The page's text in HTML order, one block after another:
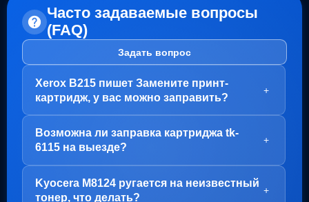
Часто задаваемые вопросы
(FAQ)
Задать вопрос
Xerox B215 пишет Замените принт-
картридж, у вас можно заправить?
+
В вашем случае, заправка картриджа не требуется.
Проблема с блоком барабана (Принт-картридж), у
него просто закончился ресурс.
Варианта два:
Возможна ли заправка картриджа tk-
6115 на выезде?
+
Да, заправка картриджа TK-6115 возможна как в
Kyocera M8124 ругается на неизвестный
тонер, что делать?
+